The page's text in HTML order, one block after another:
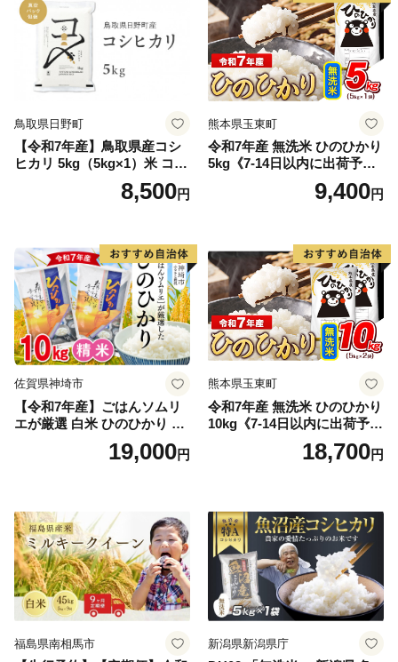
鳥取県日野町
【令和7年産】鳥取県産コシ
ヒカリ 5kg（5kg×1）米 コシ
ヒカリ こしひかり お米 白米
精米 5キロ おこめ こめ コメ
野町産 Elevation
8,500円
熊本県玉東町
令和7年産 無洗米 ひのひかり
5kg《7-14日以内に出荷予定
(土日祝除く)》コメ 米 無洗米
高レビュー｜人気米 熊本県
9,400円
佐賀県神埼市
【令和7年産】ごはんソムリ
エが厳選 白米 ひのひかり 10
米 10kg 5kg×2 ひのひかり ブ
19,000円
熊本県玉東町
令和7年産 無洗米 ひのひかり
10kg《7-14日以内に出荷予定
(土日祝除く)》コメ 米 無洗米
令和7年産 高レビュー｜人気
18,700円
福島県南相馬市 新潟県新潟県庁